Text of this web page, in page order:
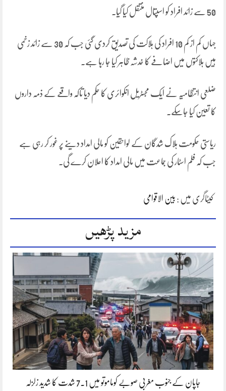
50 سے زائد افراد کو اسپتال منتقل کیا گیا۔
جہاں کم از کم 10 افراد کی ہلاکت کی تصدیق کردی گئی جب کہ 30 سے زائد زخمی
ہیں ہلاکتوں میں اضافے کا خدشہ ظاہر کیا جا رہا ہے۔
ضلعی انتظامیہ نے ایک مجسٹریل انکوائری کا حکم دیا تاکہ واقعے کے ذمہ داروں
کا تعین کیا جاسکے۔
ریاستی حکومت ہلاک شدگان کے لواحقین کو مالی امداد دینے پر غور کر رہی ہے
جب کہ فلم اسٹار کی جماعت میں مالی امداد کا اعلان کرے گی۔
کیٹاگری میں : بین الاقوامی
مزید پڑھیں
جاپان کے جنوب مغربی صوبے کوماموتو میں 7.1 شدت کا شدید زلزلہ